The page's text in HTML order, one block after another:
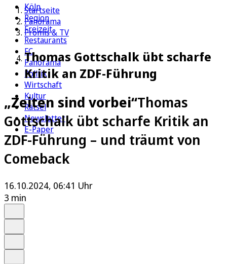
Köln
Region
Freizeit
Restaurants
FC
Panorama
Politik
Wirtschaft
Kultur
Rätsel
Newsletter
E-Paper
Startseite
Panorama
Promis & TV
Thomas Gottschalk übt scharfe
Kritik an ZDF-Führung
„Zeiten sind vorbei“Thomas
Gottschalk übt scharfe Kritik an
ZDF-Führung – und träumt von
Comeback
16.10.2024, 06:41 Uhr
3 min